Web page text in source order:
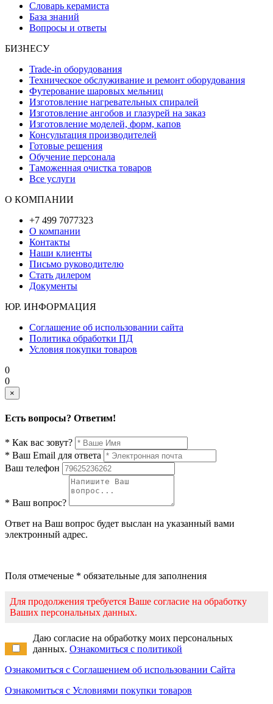
Словарь керамиста
База знаний
Вопросы и ответы
БИЗНЕСУ
Trade-in оборудования
Техническое обслуживание и ремонт оборудования
Футерование шаровых мельниц
Изготовление нагревательных спиралей
Изготовление ангобов и глазурей на заказ
Изготовление моделей, форм, капов
Консультация производителей
Готовые решения
Обучение персонала
Таможенная очистка товаров
Все услуги
О КОМПАНИИ
+7 499 7077323
О компании
Контакты
Наши клиенты
Письмо руководителю
Стать дилером
Документы
ЮР. ИНФОРМАЦИЯ
Соглашение об использовании сайта
Политика обработки ПД
Условия покупки товаров
0
0
×
Есть вопросы? Ответим!
* Как вас зовут?
* Ваш Email для ответа
Ваш телефон
* Ваш вопрос?
Ответ на Ваш вопрос будет выслан на указанный вами
электронный адрес.
Поля отмеченые * обязательные для заполнения
Для продолжения требуется Ваше согласие на обработку
Ваших персональных данных.
Даю согласие на обработку моих персональных
данных. Ознакомиться с политикой
Ознакомиться с Соглашением об использовании Сайта
Ознакомиться с Условиями покупки товаров